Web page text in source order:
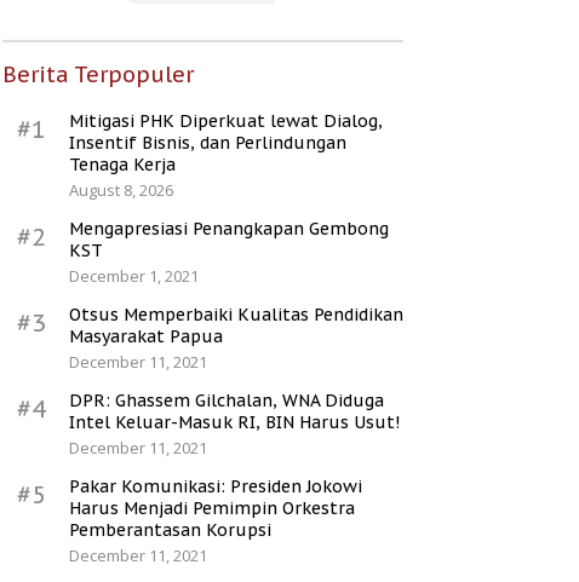
Berita Terpopuler
#1
Mitigasi PHK Diperkuat lewat Dialog,
Insentif Bisnis, dan Perlindungan
Tenaga Kerja
August 8, 2026
#2
Mengapresiasi Penangkapan Gembong
KST
December 1, 2021
#3
Otsus Memperbaiki Kualitas Pendidikan
Masyarakat Papua
December 11, 2021
#4
DPR: Ghassem Gilchalan, WNA Diduga
Intel Keluar-Masuk RI, BIN Harus Usut!
December 11, 2021
#5
Pakar Komunikasi: Presiden Jokowi
Harus Menjadi Pemimpin Orkestra
Pemberantasan Korupsi
December 11, 2021